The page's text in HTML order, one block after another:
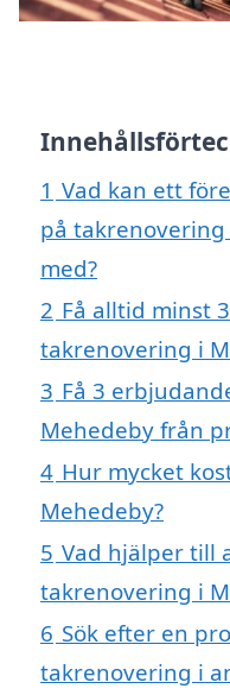
1 Vad kan ett
på
med?
2 Få alltid minst
takrenovering i
3 Få 3
Mehedeby från
4 Hur mycket
Mehedeby?
5 Vad hjälper till
takrenovering i
6 Sök efter en
takrenovering i